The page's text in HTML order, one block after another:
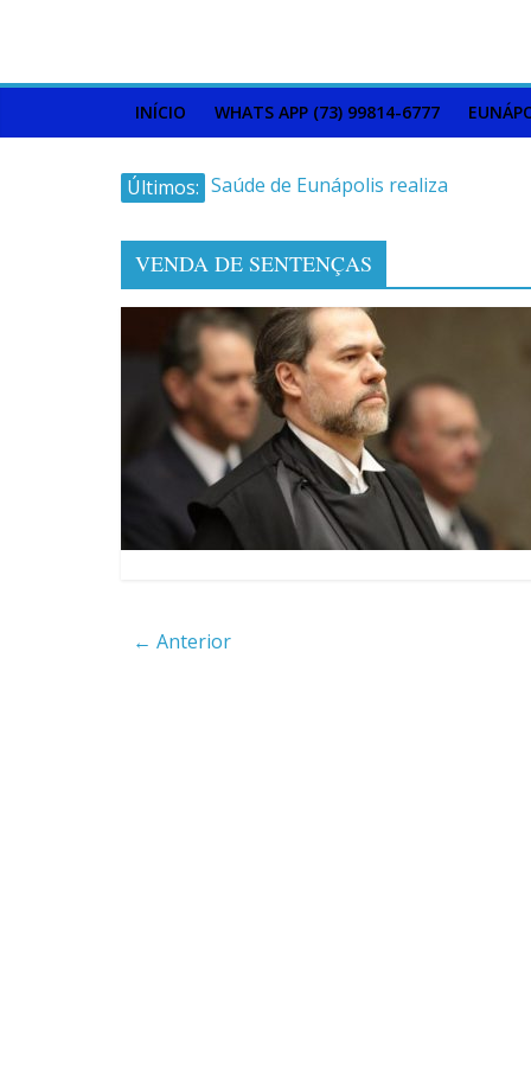
INÍCIO WHATS APP (73) 99814-6777
Últimos: Saúde de Eunápolis realiza
Dourado e Lilás
Máfia das canetas
emagrecedoras na mira da
polícia
Faltam 10 dias para a
campanha começar pra valer
Ministro do STJ perde o cargo
por assédio sexual
Patrimônio de Neto Carletto
aumentou cerca de 5.600% em
4 anos
VENDA DE SENTENÇAS
← Anterior